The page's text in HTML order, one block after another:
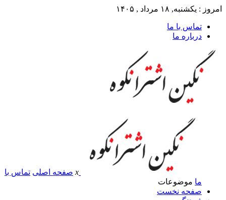
امروز : یکشنبه, ۱۸ مرداد , ۱۴۰۵
تماس با ما
درباره ما
x صفحه اصلی تماس با
ما موضوعات
صفحه نخست